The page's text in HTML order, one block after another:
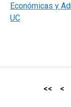
Económicas y
UC
<< <